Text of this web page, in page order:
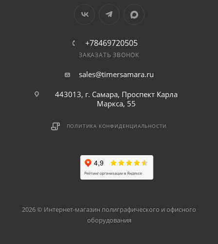
+78469720505
ЗАКАЗАТЬ ЗВОНОК
sales@timersamara.ru
443013, г. Самара, Проспект Карла
Маркса, 55
ПОЛИТИКА КОНФИДЕНЦИАЛЬНОСТИ
2026 © Интернет-магазин полиграфического и офисного
оборудования